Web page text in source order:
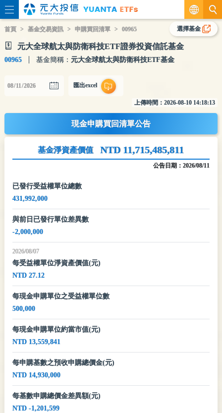
繁
首頁 基金交易資訊 申購買回清單 00965
元大全球航太與防衛科技ETF證券投資信託基金
00965 基金簡稱： 元大全球航太與防衛科技ETF基金
選擇基金
匯出excel
上傳時間：2026-08-10 14:18:13
現金申購買回清單公告
基金淨資產價值 NTD 11,715,485,811
公告日期：2026/08/11
已發行受益權單位總數
431,992,000
與前日已發行單位差異數
-2,000,000
2026/08/07
每受益權單位淨資產價值(元)
NTD 27.12
每現金申購單位之受益權單位數
500,000
每現金申購單位約當市值(元)
NTD 13,559,841
每申購基數之預收申購總價金(元)
NTD 14,930,000
每基數申購總價金差異額(元)
NTD -1,201,599